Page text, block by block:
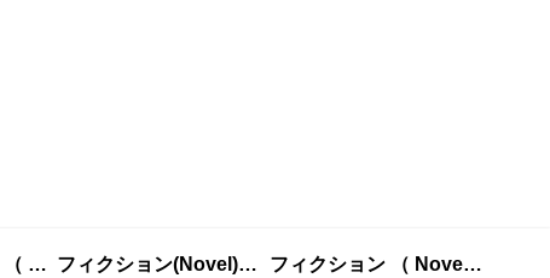
ノンフィクション （ nonfiction ） あいうえお順 フィクション(Novel)更新順 フィクション （ Novel ） あいうえお順